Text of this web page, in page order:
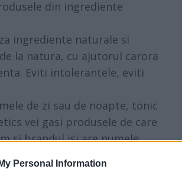
Personal Information
din ingrediente
ingrediente naturale si
la natura, cu ajutorul carora
Eviti intolerantele, eviti
de zi sau de noapte, tonic
vei gasi produsele de care
si brandul isi are numele,
in cantitati mici, fiind
esentele tari in sticle